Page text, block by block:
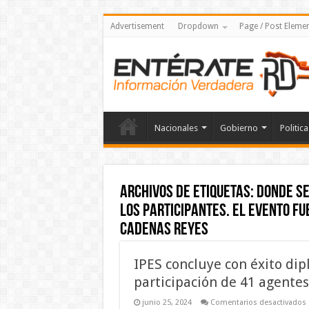
Advertisement Dropdown Page / Post
Nacionales Gobierno Politica
Archivos de etiquetas: donde
los participantes. El evento
Cadenas Reyes
IPES concluye con éxito
participación de 41
junio 25, 2024 Comentarios desactivadosen